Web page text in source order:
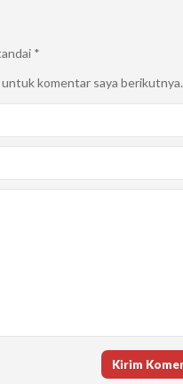
*
untuk komentar saya berikutnya.